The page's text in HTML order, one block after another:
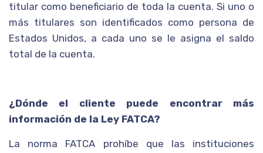
titular como beneficiario de toda la cuenta. Si uno o
más titulares son identificados como persona de
Estados Unidos, a cada uno se le asigna el saldo
total de la cuenta.
¿Dónde el cliente puede encontrar más
información de la Ley FATCA?
La norma FATCA prohíbe que las instituciones